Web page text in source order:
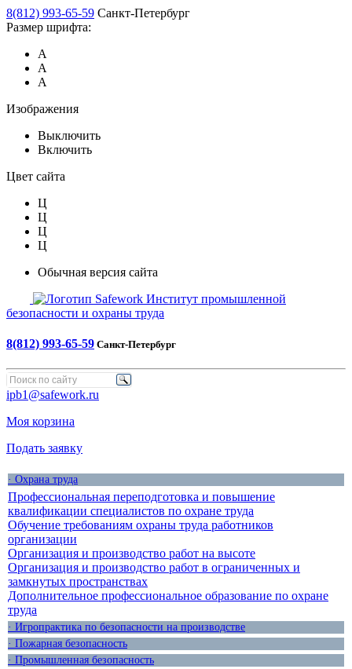
8(812) 993-65-59 Санкт-Петербург
Размер шрифта:
А
А
А
Изображения
Выключить
Включить
Цвет сайта
Ц
Ц
Ц
Ц
Обычная версия сайта
Safework Институт промышленной
безопасности и охраны труда
8(812) 993-65-59 Санкт-Петербург
ipb1@safework.ru
Моя корзина
Подать заявку
· Охрана труда
Профессиональная переподготовка и повышение
квалификации специалистов по охране труда
Обучение требованиям охраны труда работников
организации
Организация и производство работ на высоте
Организация и производство работ в ограниченных и
замкнутых пространствах
Дополнительное профессиональное образование по охране
труда
· Игропрактика по безопасности на производстве
· Пожарная безопасность
· Промышленная безопасность